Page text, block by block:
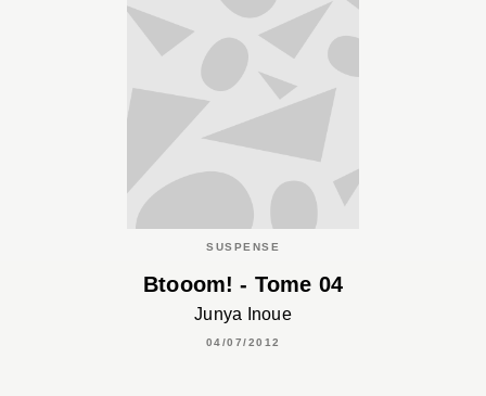
SUSPENSE
Btooom! - Tome 04
Junya Inoue
04/07/2012